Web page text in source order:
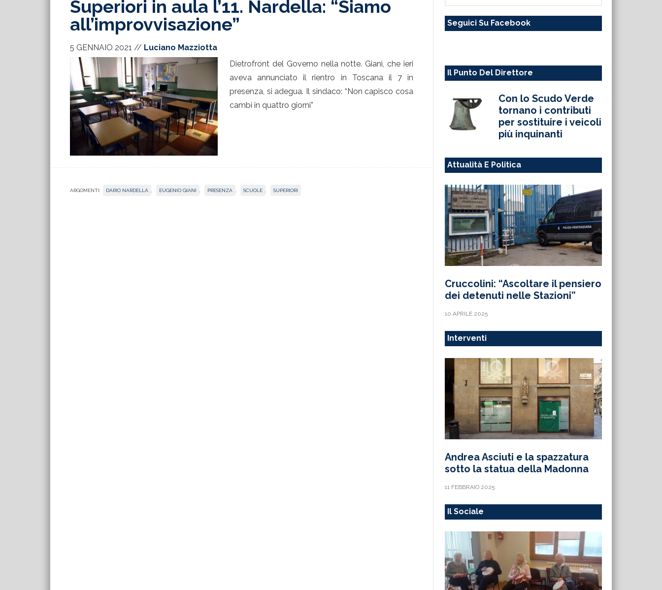
Superiori in aula l’11. Nardella: “Siamo
all’improvvisazione”
5 GENNAIO 2021 // Luciano Mazziotta
Dietrofront del Governo nella notte. Giani, che ieri
aveva annunciato il rientro in Toscana il 7 in
presenza, si adegua. Il sindaco: “Non capisco cosa
cambi in quattro giorni”
ARGOMENTI: DARIO NARDELLA EUGENIO GIANI PRESENZA SCUOLE SUPERIORI
sito
Seguici Su Facebook
Il Punto Del Direttore
Con lo Scudo Verde
tornano i contributi
per sostituire i veicoli
più inquinanti
Attualità E Politica
Cruccolini: “Ascoltare il pensiero
dei detenuti nelle Stazioni”
10 APRILE 2025
Interventi
Andrea Asciuti e la spazzatura
sotto la statua della Madonna
11 FEBBRAIO 2025
Il Sociale